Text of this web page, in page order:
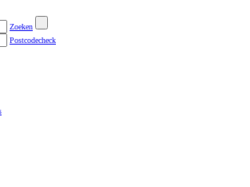
Zoeken
Postcodecheck